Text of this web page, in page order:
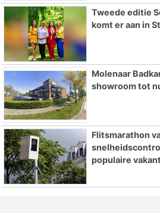
Tweede editie
komt er aan in
Molenaar
showroom tot
Flitsmarathon
populaire